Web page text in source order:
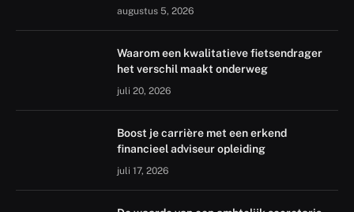
augustus 5, 2026
Waarom een kwalitatieve fietsendrager
het verschil maakt onderweg
juli 20, 2026
Boost je carrière met een erkend
financieel adviseur opleiding
juli 17, 2026